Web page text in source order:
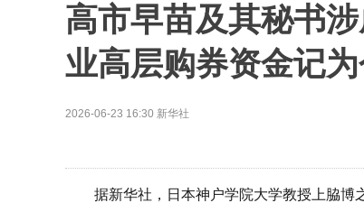
高市早苗及其秘书
业高层购券资金记
2026-06-23 16:30 新华社
据新华社，日本神户学院大学教授上脇博